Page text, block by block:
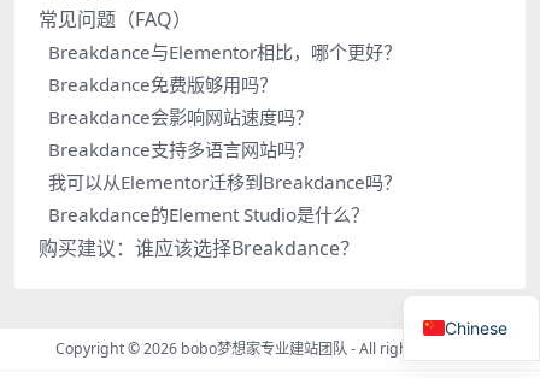
常见问题（FAQ）
Breakdance与Elementor相比，哪个更好？
Breakdance免费版够用吗？
Breakdance会影响网站速度吗？
Breakdance支持多语言网站吗？
我可以从Elementor迁移到Breakdance吗？
Breakdance的Element Studio是什么？
购买建议：谁应该选择Breakdance？
Copyright © 2026 bobo梦想家专业建站团队- All rights reserved
Chinese